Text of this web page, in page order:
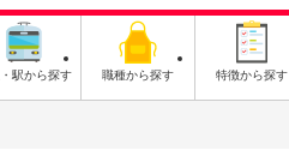
駅から探す 職種から探す 特徴から探す